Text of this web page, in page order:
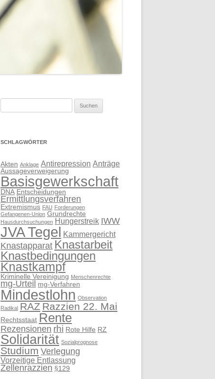
SCHLAGWÖRTER
Akten Anklage Antirepression Anträge
Aussageverweigerung
Basisgewerkschaft
DNA Entscheidungen
Ermittlungsverfahren
Extremismus FAU Forderungen
Gefangenen-Union Grundrechte
Hausdurchsuchungen Hungerstreik IWW
JVA Tegel Kammergericht
Knastapparat Knastarbeit
Knastbedingungen
Knastkampf
Kriminelle Vereinigung Menschenrechte
mg-Urteil mg-Verfahren
Mindestlohn Observation
Radikal RAZ Razzien 22. Mai
Rechtsstaat Rente
Rezensionen rhi Rote Hilfe RZ
Solidarität Sozialprognose
Studium Verlegung
Vorzeitige Entlassung
Zellenrazzien §129